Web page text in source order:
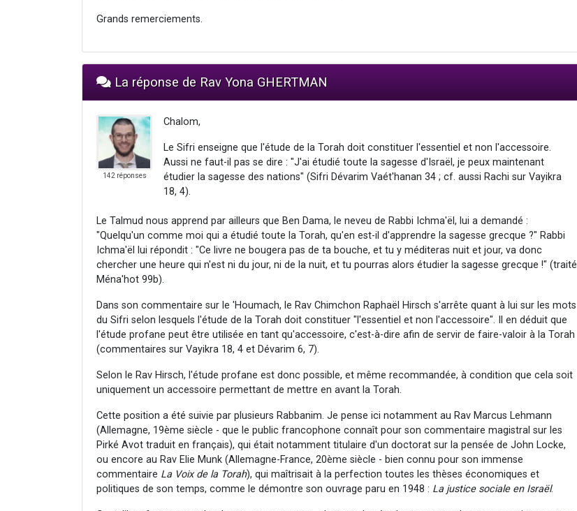
Grands remerciements.
La réponse de Rav Yona GHERTMAN
142 réponses
Chalom,
Le Sifri enseigne que l'étude de la Torah doit constituer l'essentiel et non l'accessoire.
Aussi ne faut-il pas se dire : "J'ai étudié toute la sagesse d'Israël, je peux maintenant
étudier la sagesse des nations" (Sifri Dévarim Vaét'hanan 34 ; cf. aussi Rachi sur Vayikra
18, 4).
Le Talmud nous apprend par ailleurs que Ben Dama, le neveu de Rabbi Ichma'ël, lui a demandé :
"Quelqu'un comme moi qui a étudié toute la Torah, qu'en est-il d'apprendre la sagesse grecque ?" Rabbi
Ichma'ël lui répondit : "Ce livre ne bougera pas de ta bouche, et tu y méditeras nuit et jour, va donc
chercher une heure qui n'est ni du jour, ni de la nuit, et tu pourras alors étudier la sagesse grecque !" (traité
Ména'hot 99b).
Dans son commentaire sur le 'Houmach, le Rav Chimchon Raphaël Hirsch s'arrête quant à lui sur les mots
du Sifri selon lesquels l'étude de la Torah doit constituer "l'essentiel et non l'accessoire". Il en déduit que
l'étude profane peut être utilisée en tant qu'accessoire, c'est-à-dire afin de servir de faire-valoir à la Torah
(commentaires sur Vayikra 18, 4 et Dévarim 6, 7).
Selon le Rav Hirsch, l'étude profane est donc possible, et même recommandée, à condition que cela soit
uniquement un accessoire permettant de mettre en avant la Torah.
Cette position a été suivie par plusieurs Rabbanim. Je pense ici notamment au Rav Marcus Lehmann
(Allemagne, 19ème siècle - que le public francophone connaît pour son commentaire magistral sur les
Pirké Avot traduit en français), qui était notamment titulaire d'un doctorat sur la pensée de John Locke,
ou encore au Rav Elie Munk (Allemagne-France, 20ème siècle - bien connu pour son immense
commentaire La Voix de la Torah), qui maîtrisait à la perfection toutes les thèses économiques et
politiques de son temps, comme le démontre son ouvrage paru en 1948 : La justice sociale en Israël.